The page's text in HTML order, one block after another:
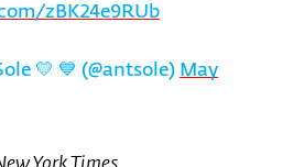
zBK24e9RUb
💛 💙 (@antsole) May